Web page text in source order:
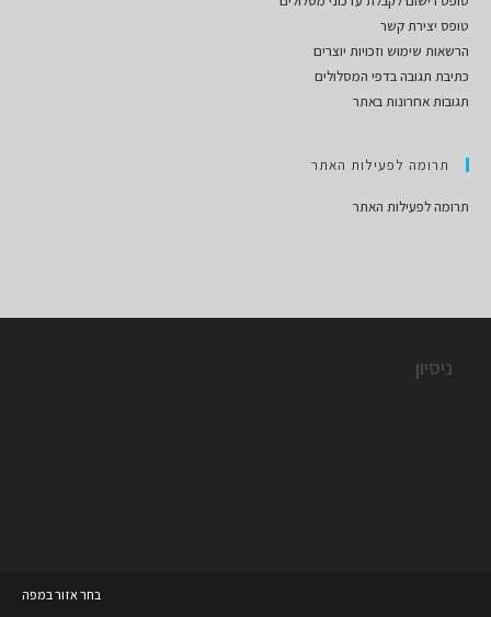
טופס יצירת קשר
הרשאות שימוש וזכויות יוצרים
כתיבת תגובה בדפי המסלולים
תגובות אחרונות באתר
תרומה לפעילות האתר
תרומה לפעילות האתר
ניסיון
בחר אזור במפה